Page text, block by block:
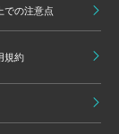
での注意点
規約